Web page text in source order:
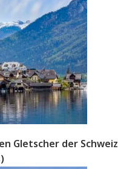
Gletscher der Schweiz